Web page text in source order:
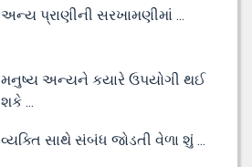
અન્ય પ્રાણીની સરખામણીમાં ...
મનુષ્ય અન્યને કયારે ઉપયોગી થઈ
શકે ...
વ્યક્તિ સાથે સંબંધ જોડતી વેળા શું ...